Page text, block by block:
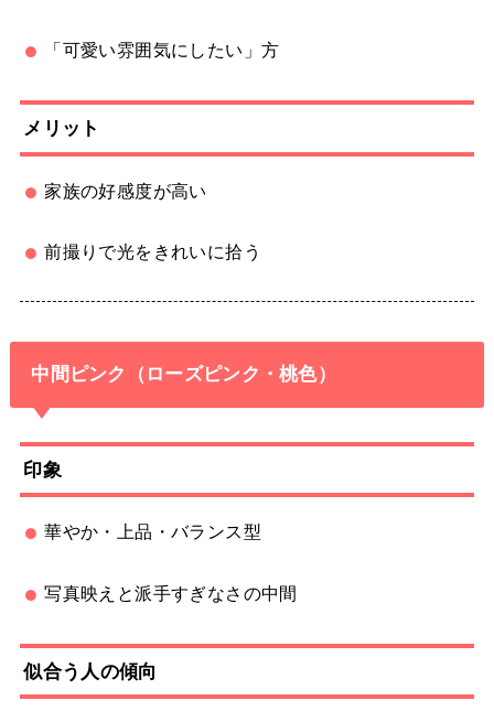
「可愛い雰囲気にしたい」方
メリット
家族の好感度が高い
前撮りで光をきれいに拾う
中間ピンク（ローズピンク・桃色）
印象
華やか・上品・バランス型
写真映えと派手すぎなさの中間
似合う人の傾向